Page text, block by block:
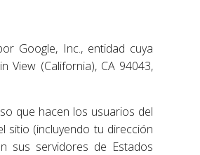
Google, Inc., entidad cuya
View (California), CA 94043,
que hacen los usuarios del
sitio (incluyendo tu dirección
sus servidores de Estados